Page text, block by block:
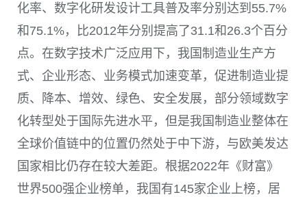
化率、数字化研发设计工具普及率分别达到 55.7%
和 75.1%，比2012年分别提高了31.1和 26.3个百分
点。在数字技术广泛应用下，我国制造业生产方
式、企业形态、业务模式加速变革，促进制造业提
质、降本、增效、绿色、安全发展，部分领域数字
化转型处于国际先进水平，但是我国制造业整体在
全球价值链中的位置仍然处于中下游，与欧美发达
国家相比仍存在较大差距。根据2022年《财富》
世界500强企业榜单，我国有145家企业上榜，居